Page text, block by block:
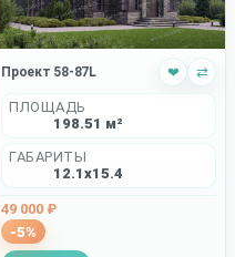
Проект 58-87L ❤ ⇄
ПЛОЩАДЬ
198.51 м²
ГАБАРИТЫ
12.1x15.4
49 000 ₽
-5%